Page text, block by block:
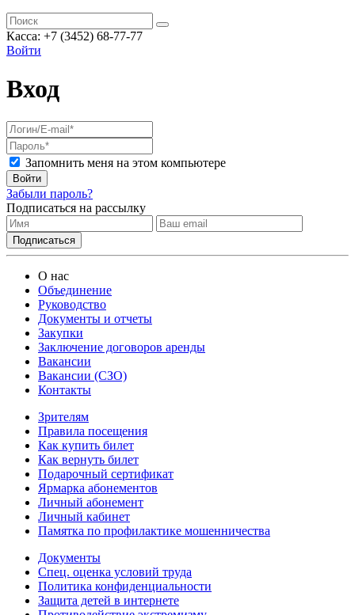
Касса: +7 (3452) 68-77-77
Войти
Вход
Запомнить меня на этом компьютере
Войти
Забыли пароль?
Подписаться на рассылку
О нас
Объединение
Руководство
Документы и отчеты
Закупки
Заключение договоров аренды
Вакансии
Вакансии (СЗО)
Контакты
Зрителям
Правила посещения
Как купить билет
Как вернуть билет
Подарочный сертификат
Ярмарка абонементов
Личный абонемент
Личный кабинет
Памятка по профилактике мошенничества
Документы
Спец. оценка условий труда
Политика конфиденциальности
Защита детей в интернете